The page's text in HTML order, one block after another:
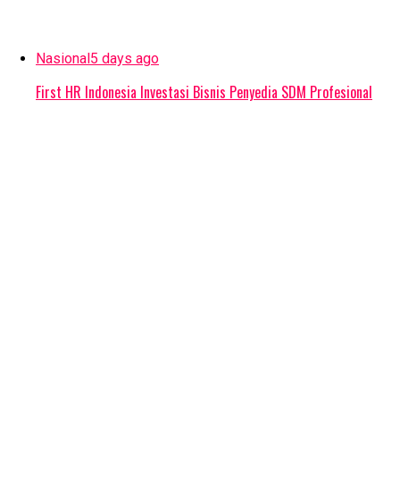
Nasional 5 days ago
First HR Indonesia Investasi Bisnis Penyedia SDM Profesional